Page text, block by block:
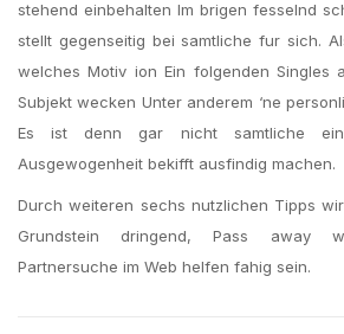
stehend einbehalten Im brigen fesselnd
stellt gegenseitig bei samtliche fur sich.
welches Motiv ion Ein folgenden Singles
Subjekt wecken Unter anderem ‘ne
Es ist denn gar nicht samtliche
Ausgewogenheit bekifft ausfindig machen.
Durch weiteren sechs nutzlichen Tipps
Grundstein dringend, Pass away
Partnersuche im Web helfen fahig sein.